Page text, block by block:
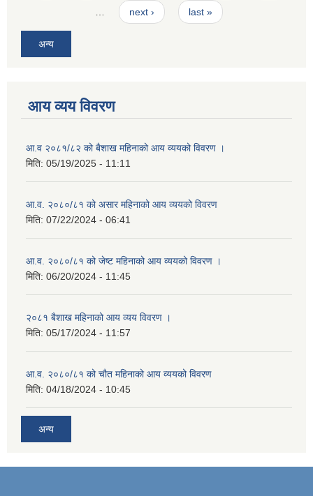
next › last »
अन्य
आय व्यय विवरण
आ.व २०८१/८२ को बैशाख महिनाको आय व्ययको विवरण ।
मिति: 05/19/2025 - 11:11
आ.व. २०८०/८१ को असार महिनाको आय व्ययको विवरण
मिति: 07/22/2024 - 06:41
आ.व. २०८०/८१ को जेष्ट महिनाको आय व्ययको विवरण ।
मिति: 06/20/2024 - 11:45
२०८१ बैशाख महिनाको आय व्यय विवरण ।
मिति: 05/17/2024 - 11:57
आ.व. २०८०/८१ को चौत महिनाको आय व्ययको विवरण
मिति: 04/18/2024 - 10:45
अन्य